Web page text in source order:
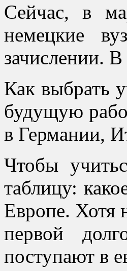
Сейчас, в
немецкие
зачислении.
Как выбрать
будущую
в Германии,
Чтобы
таблицу:
Европе. Хотя
первой
поступают в